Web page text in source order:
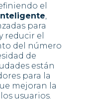
el
para
reducir el
del número
de
están
para la
mejoran la
usuarios.